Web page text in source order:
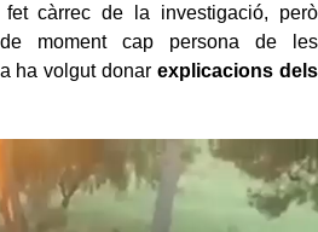
càrrec de la investigació, però
moment cap persona de les
ha volgut donarexplicacions dels